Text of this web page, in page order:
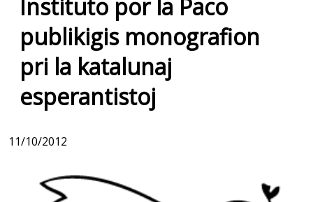
Instituto por la Paco
publikigis monografion
pri la katalunaj
esperantistoj
11/10/2012